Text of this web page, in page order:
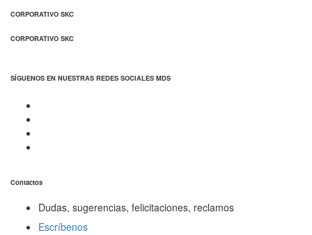
CORPORATIVO SKC
CORPORATIVO SKC
SÍGUENOS EN NUESTRAS REDES SOCIALES MDS
Contactos
Dudas, sugerencias, felicitaciones, reclamos
Escríbenos